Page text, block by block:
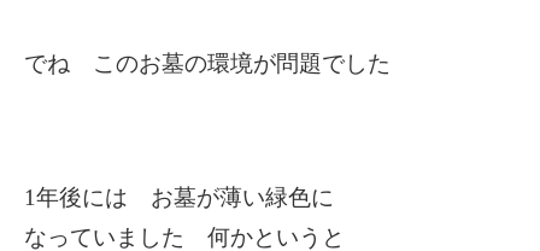
でね このお墓の環境が問題でした
1年後には お墓が薄い緑色に
なっていました 何かというと